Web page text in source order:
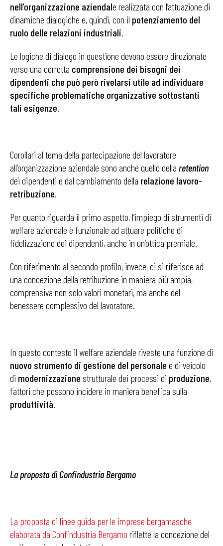
nell’organizzazione aziendale realizzata con l’attuazione di
dinamiche dialogiche e, quindi, con il potenziamento del
ruolo delle relazioni industriali.
Le logiche di dialogo in questione devono essere direzionate
verso una corretta comprensione dei bisogni dei
dipendenti che può però rivelarsi utile ad individuare
specifiche problematiche organizzative sottostanti
tali esigenze.
Corollari al tema della partecipazione del lavoratore
all’organizzazione aziendale sono anche quello della retention
dei dipendenti e dal cambiamento della relazione lavoro-
retribuzione.
Per quanto riguarda il primo aspetto, l’impiego di strumenti di
welfare aziendale è funzionale ad attuare politiche di
fidelizzazione dei dipendenti, anche in un’ottica premiale.
Con riferimento al secondo profilo, invece, ci si riferisce ad
una concezione della retribuzione in maniera più ampia,
comprensiva non solo valori monetari, ma anche del
benessere complessivo del lavoratore.
In questo contesto il welfare aziendale riveste una funzione di
nuovo strumento di gestione del personale e di veicolo
di modernizzazione strutturale dei processi di produzione,
fattori che possono incidere in maniera benefica sulla
produttività.
La proposta di Confindustria Bergamo
La proposta di linee guida per le imprese bergamasche
elaborata da Confindustria Bergamo riflette la concezione del